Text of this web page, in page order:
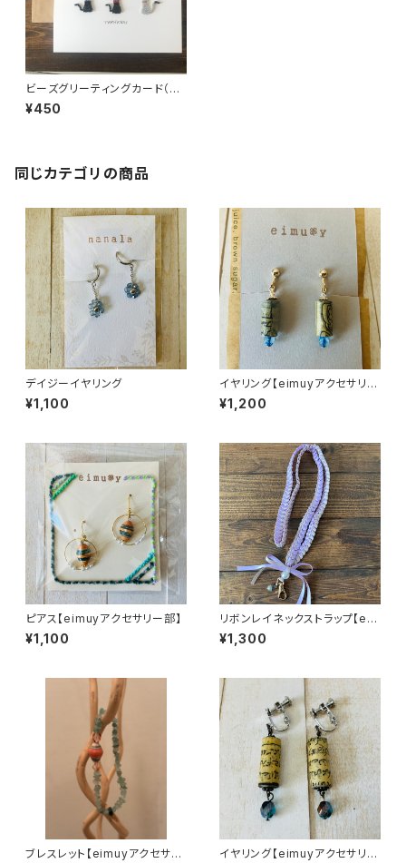
ビーズグリーティングカード（T
HANK YOU/ネコ）
¥450
同じカテゴリの商品
デイジーイヤリング
¥1,100
イヤリング【eimuyアクセサリー
部】
¥1,200
ピアス【eimuyアクセサリー部】
¥1,100
リボンレイネックストラップ【ei
muyアクセサリー部】
¥1,300
ブレスレット【eimuyアクセサリ
イヤリング【eimuyアクセサリー